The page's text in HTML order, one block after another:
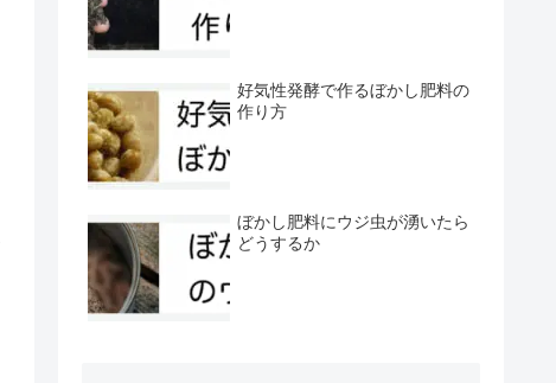
好気性発酵で作るぼかし肥料の
作り方
ぼかし肥料にウジ虫が湧いたら
どうするか